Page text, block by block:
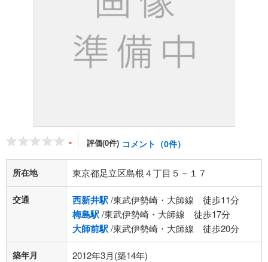
- 評価(0件) コメント（0件）
所在地 東京都足立区島根４丁目５－１７
交通 西新井駅/東武伊勢崎・大師線 徒歩11分
梅島駅/東武伊勢崎・大師線 徒歩17分
大師前駅/東武伊勢崎・大師線 徒歩20分
築年月 2012年3月(築14年)